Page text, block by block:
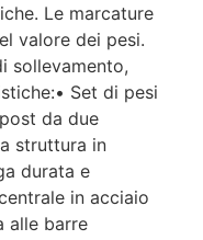
Le marcature
valore dei pesi.
sollevamento,
Set di pesi
da due
struttura in
durata e
in acciaio
alle barre